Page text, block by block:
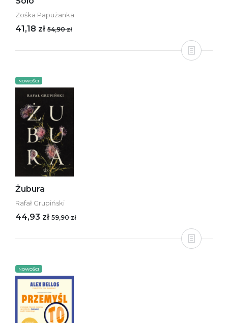
Zośka Papużanka
41,18 zł 54,90 zł
NOWOŚCI
Żubura
Rafał Grupiński
44,93 zł 59,90 zł
NOWOŚCI